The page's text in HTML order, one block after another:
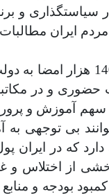
سیاستگذاری و
ایران
معلمان ایران در زمستان 1395 در
و در
سهم آموزش و
بی توجهی
دارد که در
از اختلاس و
بودجه و